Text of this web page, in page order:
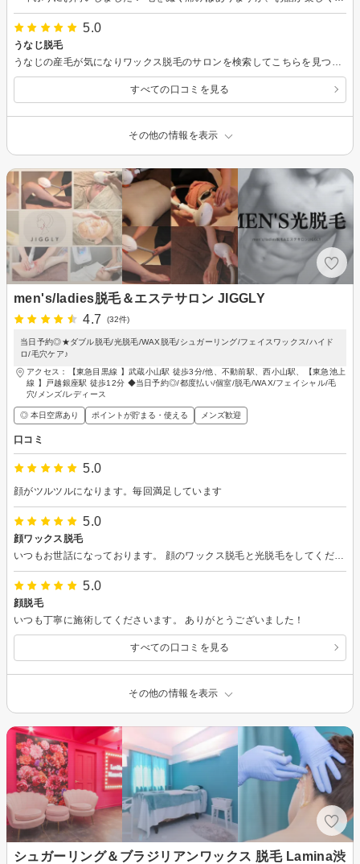
5.0
うなじ脱毛
すべての口コミを見る
その他の情報を表示
men's/ladies脱毛＆エステサロン JIGGLY
4.7
(32件)
当日予約◎★ダブル脱毛/光脱毛/WAX脱毛/シュガーリング/フェイスワックス/ハイド
ロ/毛穴ケア♪
アクセス：【東急目黒線 】武蔵小山駅 徒歩3分/他、不動前駅、西小山駅、【東急池上
線 】戸越銀座駅 徒歩12分 ◆当日予約◎/都度払い/個室/脱毛/WAX/フェイシャル/毛
穴/メンズ/レディース
◎ 本日空席あり ポイントが貯まる・使える メンズ歓迎
口コミ
5.0
顔がツルツルになります。毎回満足しています
5.0
顔ワックス脱毛
いつもお世話になっております。 顔のワックス脱毛と光脱毛をしてくださいました。 丁寧に施術していただきました。ありがとうございます。
5.0
顔脱毛
いつも丁寧に施術してくださいます。 ありがとうございました！
すべての口コミを見る
その他の情報を表示
シュガーリング＆ブラジリアンワックス 脱毛 Lamina渋